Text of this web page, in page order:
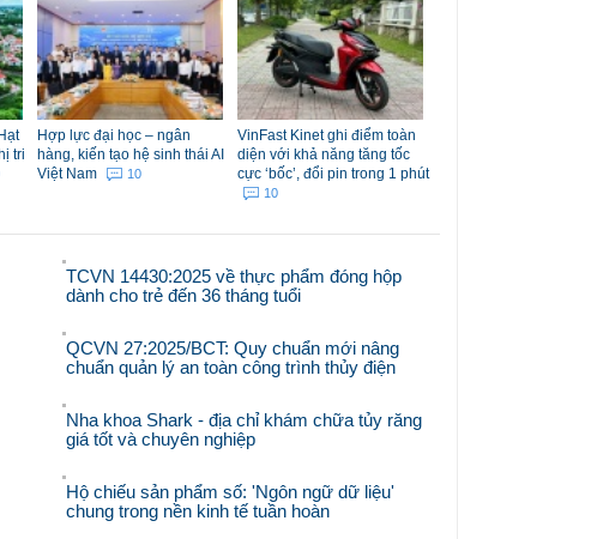
tri
Hợp lực đại học – ngân
hàng, kiến tạo hệ sinh thái AI
Việt Nam
10
VinFast Kinet ghi điểm toàn
diện với khả năng tăng tốc
cực ‘bốc’, đổi pin trong 1 phút
10
TCVN 14430:2025 về thực phẩm đóng hộp
dành cho trẻ đến 36 tháng tuổi
QCVN 27:2025/BCT: Quy chuẩn mới nâng
chuẩn quản lý an toàn công trình thủy điện
Nha khoa Shark - địa chỉ khám chữa tủy răng
giá tốt và chuyên nghiệp
Hộ chiếu sản phẩm số: 'Ngôn ngữ dữ liệu'
chung trong nền kinh tế tuần hoàn